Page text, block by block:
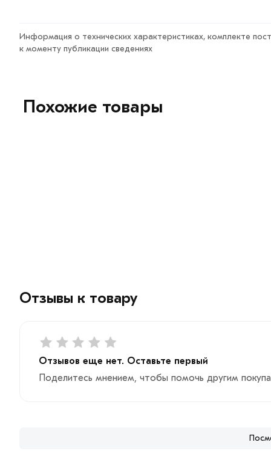
Информация о технических характеристиках, комплекте
к моменту публикации сведениях
Похожие товары
Отзывы к товару
Отзывов еще нет. Оставьте первый
Поделитесь мнением, чтобы помочь другим